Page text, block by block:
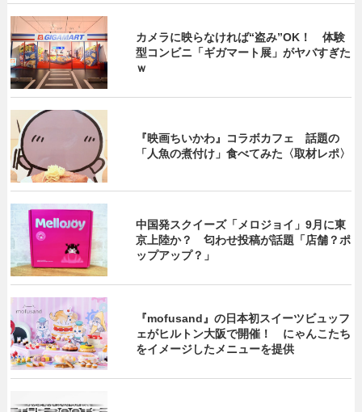
カメラに映らなければ“盗み”OK！ 体験
型コンビニ「ギガマート展」がヤバすぎた
ｗ
『映画ちいかわ』コラボカフェ 話題の
「人魚の煮付け」食べてみた〈取材レポ〉
中国発スクイーズ「メロジョイ」9月に東
京上陸か？ 匂わせ投稿が話題「店舗？ポ
ップアップ？」
『mofusand』の日本初スイーツビュッフ
ェがヒルトン大阪で開催！ にゃんこたち
をイメージしたメニューを提供